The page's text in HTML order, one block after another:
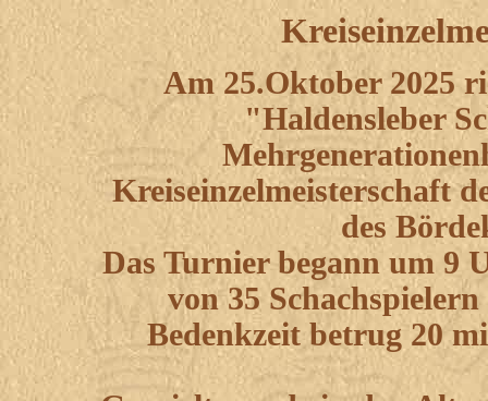
Am 25.Oktober 2025
"Haldensleber
Kreiseinzelmeisterschaft
des
Das Turnier begann um 9
von 35
Bedenkzeit betrug 20